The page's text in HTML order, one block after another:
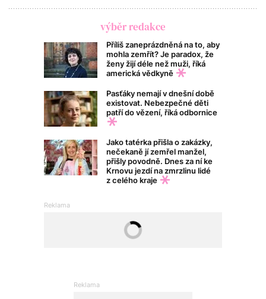
výběr redakce
Příliš zaneprázdněná na to, aby
mohla zemřít? Je paradox, že
ženy žijí déle než muži, říká
americká vědkyně
Pasťáky nemají v dnešní době
existovat. Nebezpečné děti
patří do vězení, říká odbornice
Jako tatérka přišla o zakázky,
nečekaně jí zemřel manžel,
přišly povodně. Dnes za ní ke
Krnovu jezdí na zmrzlinu lidé
z celého kraje